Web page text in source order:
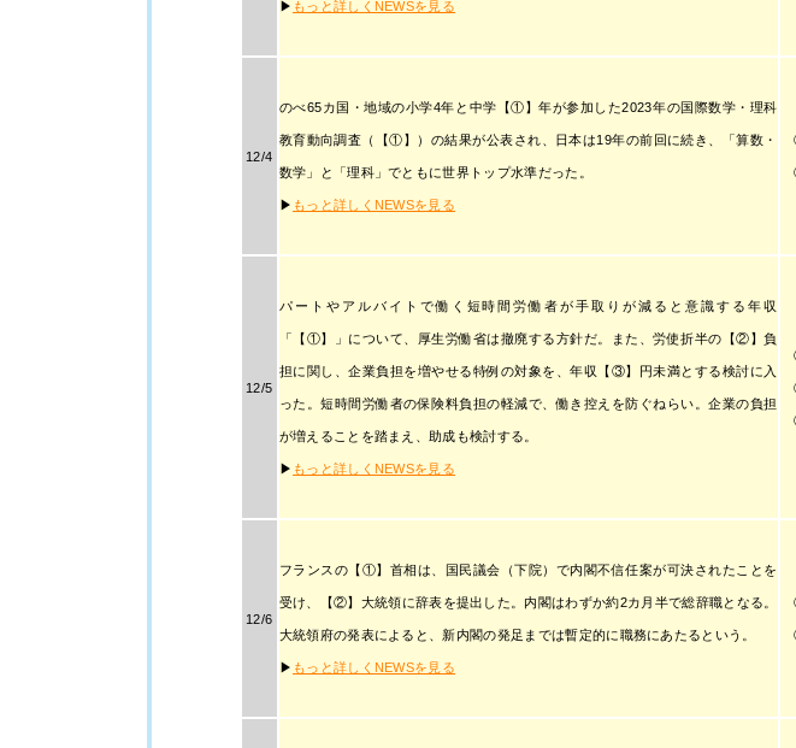
▶ もっと詳しくNEWSを見る
12/4
のべ65カ国・地域の小学4年と中学【①】年が参加した2023年の国際数学・理科
教育動向調査（【①】）の結果が公表され、日本は19年の前回に続き、「算数・
数学」と「理科」でともに世界トップ水準だった。
▶ もっと詳しくNEWSを見る
12/5
パートやアルバイトで働く短時間労働者が手取りが減ると意識する年収
「【①】」について、厚生労働省は撤廃する方針だ。また、労使折半の【②】負
担に関し、企業負担を増やせる特例の対象を、年収【③】円未満とする検討に入
った。短時間労働者の保険料負担の軽減で、働き控えを防ぐねらい。企業の負担
が増えることを踏まえ、助成も検討する。
▶ もっと詳しくNEWSを見る
12/6
フランスの【①】首相は、国民議会（下院）で内閣不信任案が可決されたことを
受け、【②】大統領に辞表を提出した。内閣はわずか約2カ月半で総辞職となる。
大統領府の発表によると、新内閣の発足までは暫定的に職務にあたるという。
▶ もっと詳しくNEWSを見る